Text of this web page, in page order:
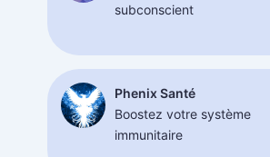
subconscient
Phenix Santé
Boostez votre système
immunitaire